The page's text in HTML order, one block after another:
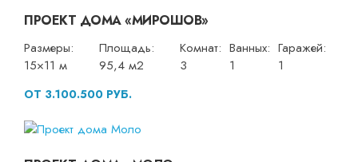
ПРОЕКТ ДОМА «МИРОШОВ»
Размеры:
15×11 м
Площадь:
95,4 м2
Комнат:
3
Ванных:
1
Гаражей:
1
ОТ 3.100.500 РУБ.